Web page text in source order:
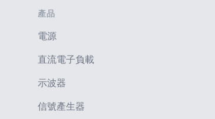
產品
電源
直流電子負載
示波器
信號產生器